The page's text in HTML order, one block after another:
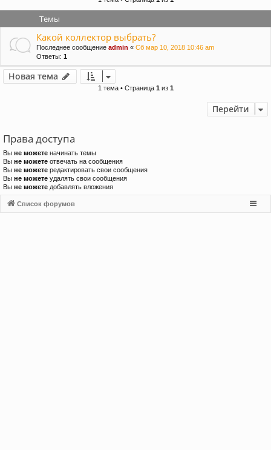
и
Темы
Какой коллектор выбрать?
Последнее сообщение admin « Сб мар 10, 2018 10:46 am
Ответы: 1
Новая тема
1 тема • Страница 1из 1
Перейти
Права доступа
Вы не можете начинать темы
Вы не можете отвечать на сообщения
Вы не можете редактировать свои сообщения
Вы не можете удалять свои сообщения
Вы не можете добавлять вложения
Список форумов